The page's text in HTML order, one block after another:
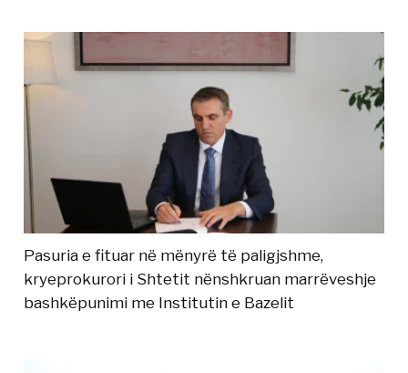
Pasuria e fituar në mënyrë të paligjshme,
kryeprokurori i Shtetit nënshkruan marrëveshje
bashkëpunimi me Institutin e Bazelit